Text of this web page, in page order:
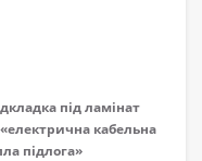
під ламінат
кабельна
підлога»